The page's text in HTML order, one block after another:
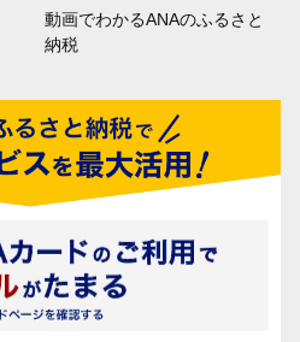
動画でわかるANAのふるさと
納税